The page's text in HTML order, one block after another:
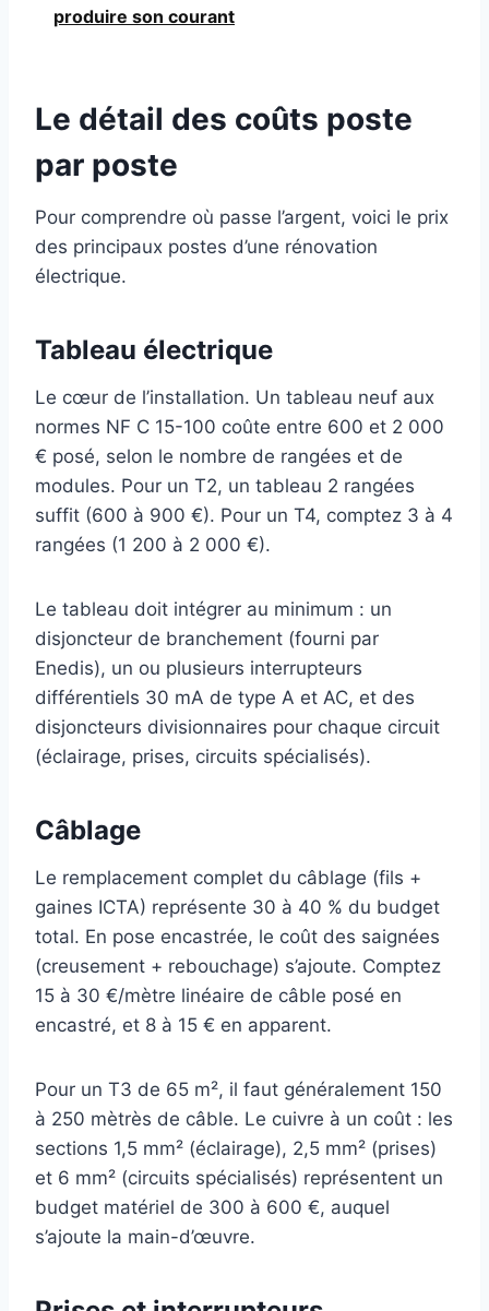
produire son courant
Le détail des coûts poste
par poste
Pour comprendre où passe l’argent, voici le prix
des principaux postes d’une rénovation
électrique.
Tableau électrique
Le cœur de l’installation. Un tableau neuf aux
normes NF C 15-100 coûte entre 600 et 2 000
€ posé, selon le nombre de rangées et de
modules. Pour un T2, un tableau 2 rangées
suffit (600 à 900 €). Pour un T4, comptez 3 à 4
rangées (1 200 à 2 000 €).
Le tableau doit intégrer au minimum : un
disjoncteur de branchement (fourni par
Enedis), un ou plusieurs interrupteurs
différentiels 30 mA de type A et AC, et des
disjoncteurs divisionnaires pour chaque circuit
(éclairage, prises, circuits spécialisés).
Câblage
Le remplacement complet du câblage (fils +
gaines ICTA) représente 30 à 40 % du budget
total. En pose encastrée, le coût des saignées
(creusement + rebouchage) s’ajoute. Comptez
15 à 30 €/mètre linéaire de câble posé en
encastré, et 8 à 15 € en apparent.
Pour un T3 de 65 m², il faut généralement 150
à 250 mètrès de câble. Le cuivre à un coût : les
sections 1,5 mm² (éclairage), 2,5 mm² (prises)
et 6 mm² (circuits spécialisés) représentent un
budget matériel de 300 à 600 €, auquel
s’ajoute la main-d’œuvre.